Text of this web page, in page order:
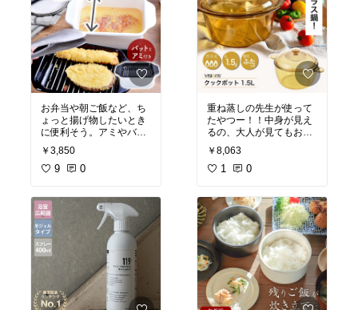
お弁当や朝ご飯など、ち
ょっと揚げ物したいとき
に便利そう。アミやバッ
トもついてるし、コンパ
クトで収納しやすいとこ
ろもいいなぁ♫
￥3,850
9 0
重ね蒸しの先生が使って
たやつー！！中身が見え
るの、大人が見てもおも
しろい！子ども達も楽し
くお手伝いしてくれそう
🥰
￥8,063
1 0